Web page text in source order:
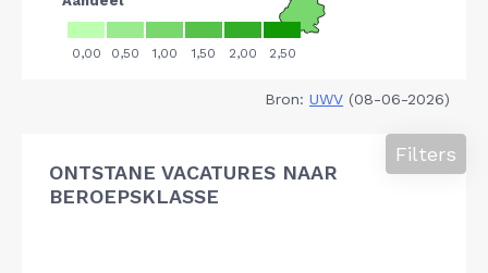
Bron: UWV (08-06-2026)
ONTSTANE VACATURES NAAR
BEROEPSKLASSE
Filters